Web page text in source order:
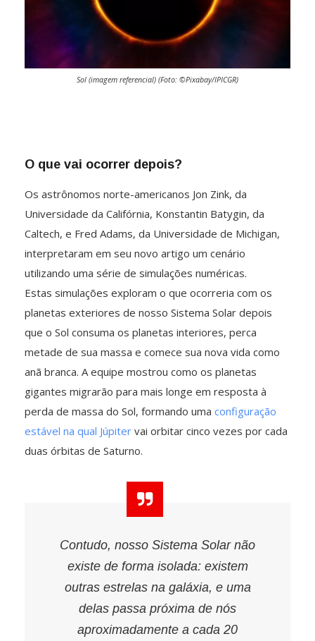
Sol (imagem referencial) (Foto: ©Pixabay/IPICGR)
O que vai ocorrer depois?
Os astrônomos norte-americanos Jon Zink, da
Universidade da Califórnia, Konstantin Batygin, da
Caltech, e Fred Adams, da Universidade de Michigan,
interpretaram em seu novo artigo um cenário
utilizando uma série de simulações numéricas.
Estas simulações exploram o que ocorreria com os
planetas exteriores de nosso Sistema Solar depois
que o Sol consuma os planetas interiores, perca
metade de sua massa e comece sua nova vida como
anã branca. A equipe mostrou como os planetas
gigantes migrarão para mais longe em resposta à
perda de massa do Sol, formando uma configuração
estável na qual Júpiter vai orbitar cinco vezes por cada
duas órbitas de Saturno.
Contudo, nosso Sistema Solar não
existe de forma isolada: existem
outras estrelas na galáxia, e uma
delas passa próxima de nós
aproximadamente a cada 20